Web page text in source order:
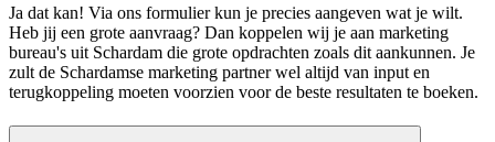
Ja dat kan! Via ons formulier kun je precies aangeven wat je wilt.
Heb jij een grote aanvraag? Dan koppelen wij je aan marketing
bureau's uit Schardam die grote opdrachten zoals dit aankunnen. Je
zult de Schardamse marketing partner wel altijd van input en
terugkoppeling moeten voorzien voor de beste resultaten te boeken.